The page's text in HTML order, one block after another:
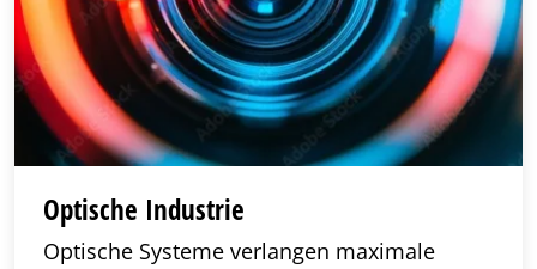
Optische Industrie
Optische Systeme verlangen maximale